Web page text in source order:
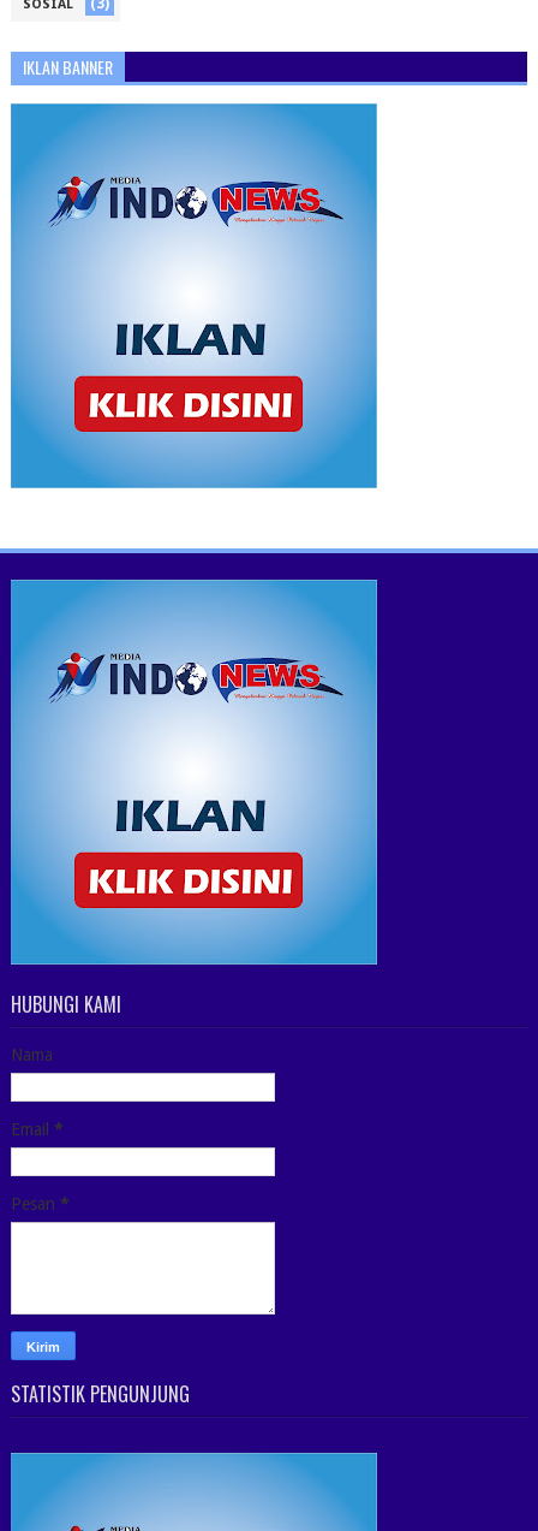
SOSIAL (3)
IKLAN BANNER
HUBUNGI KAMI
Nama
Email *
Pesan *
STATISTIK PENGUNJUNG